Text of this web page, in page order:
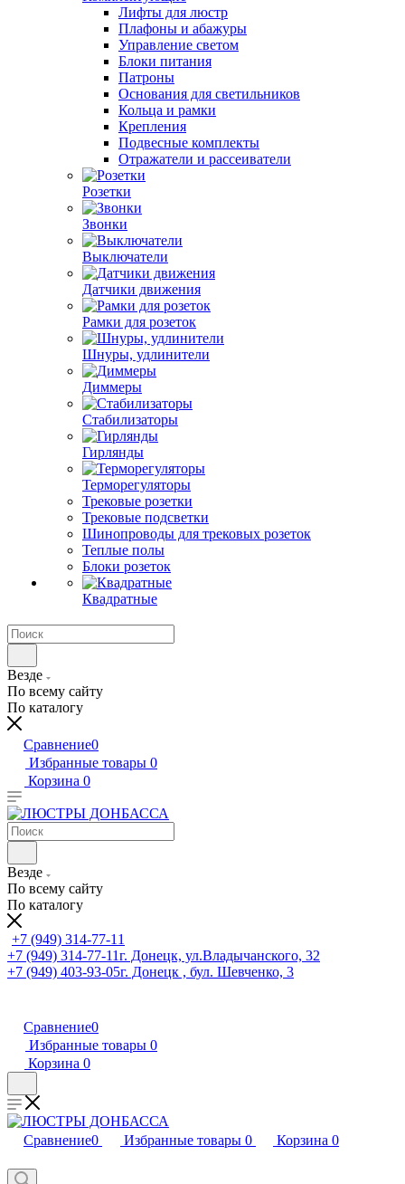
Лифты для люстр
Плафоны и абажуры
Управление светом
Блоки питания
Патроны
Основания для светильников
Кольца и рамки
Крепления
Подвесные комплекты
Отражатели и рассеиватели
Розетки
Звонки
Выключатели
Датчики движения
Рамки для розеток
Шнуры, удлинители
Диммеры
Стабилизаторы
Гирлянды
Терморегуляторы
Трековые розетки
Трековые подсветки
Шинопроводы для трековых розеток
Теплые полы
Блоки розеток
Квадратные
Везде
По всему сайту
По каталогу
Сравнение0
Избранные товары 0
Корзина 0
Везде
По всему сайту
По каталогу
+7 (949) 314-77-11
+7 (949) 314-77-11г. Донецк, ул.Владычанского, 32
+7 (949) 403-93-05г. Донецк , бул. Шевченко, 3
Сравнение0
Избранные товары 0
Корзина 0
Сравнение0 Избранные товары 0 Корзина 0